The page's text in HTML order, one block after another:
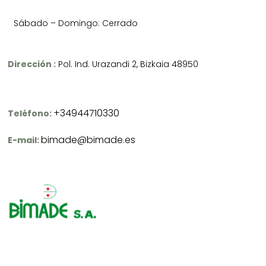
Teléfono: +34944710330
E-mail:bimade@bimade.es
Dirección : Pol. Ind. Urazandi 2, Bizkaia 48950
Sábado – Domingo: Cerrado